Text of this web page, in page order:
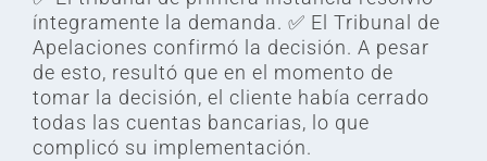
íntegramente la demanda. ✅ El Tribunal de
Apelaciones confirmó la decisión. A pesar
de esto, resultó que en el momento de
tomar la decisión, el cliente había cerrado
todas las cuentas bancarias, lo que
complicó su implementación. ⠀